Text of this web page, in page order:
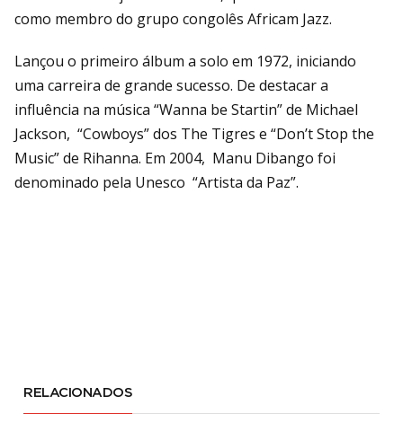
como membro do grupo congolês Africam Jazz.
Lançou o primeiro álbum a solo em 1972, iniciando
uma carreira de grande sucesso. De destacar a
influência na música “Wanna be Startin” de Michael
Jackson, “Cowboys” dos The Tigres e “Don’t Stop the
Music” de Rihanna. Em 2004, Manu Dibango foi
denominado pela Unesco “Artista da Paz”.
RELACIONADOS